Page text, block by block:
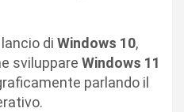
di Windows 10,
sviluppare Windows 11
parlando il